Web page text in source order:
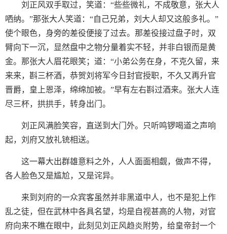
刘正风双手取过，笑道：“些些微礼，不成敬意，张大人
哂纳。”那张大人笑道：“自己兄弟，刘大人却又这般多礼。”
使个眼色，身旁的差役便接了过去。那差役接过盘子时，双
臂向下一沉，显然盘中之物分量着实不轻，并非白银而是黄
金。那张大人眉花眼笑；道：“小弟公务在身，不克久留，来
来来，斟三杯酒，恭贺刘将军今日封官授职，不久又再升官
晋爵，皇上恩泽，绵绵加被。”早有左右斟过酒来。张大人连
尽三杯，拱拱手，转身出门。
刘正风满脸笑容，直送到大门外。只听鸣锣喝道之声响
起，刘府又放礼铳相送。
这一幕大出群雄意料之外，人人面面相觑，做声不得，
各人脸色又是尴尬，又是诧异。
来到刘府的一众宾客虽然并非黑道中人，也不是犯上作
乱之徒，但在武林中各具名望，均是自视甚高的人物，对官
府向来不瞧在眼中，此刻见刘正风趋炎附势，给皇帝封一个